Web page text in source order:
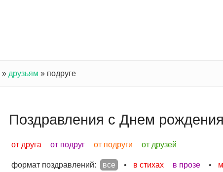
» друзьям » подруге
Поздравления с Днем
от друга от подруг от подруги от друзей
формат поздравлений: все • в стихах в прозе •